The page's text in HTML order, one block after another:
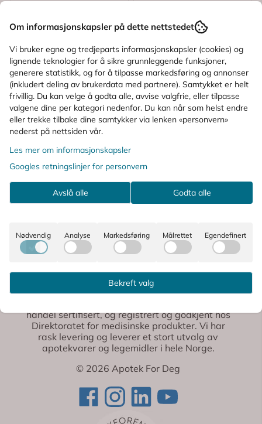
Hongray
Hongray Nitril
Hansker L
Økonomipakke - 5 x
189,-
Kjøp
Hongray
Klinikkpakke - 10 x
379,-
Kjøp
Apotek For Deg
handel sertifisert, og registrert og godkjent hos
Direktoratet for medisinske produkter. Vi har
rask levering og leverer et stort utvalg av
apotekvarer og legemidler i hele Norge.
© 2026 Apotek For Deg
Om informasjonskapsler på dette nettstedet
Vi bruker egne og tredjeparts informasjonskapsler (cookies) og
lignende teknologier for å sikre grunnleggende funksjoner,
generere statistikk, og for å tilpasse markedsføring og annonser
(inkludert deling av brukerdata med partnere). Samtykket er helt
frivillig. Du kan velge å godta alle, avvise valgfrie, eller tilpasse
valgene dine per kategori nedenfor. Du kan når som helst endre
eller trekke tilbake dine samtykker via lenken «personvern»
nederst på nettsiden vår.
Les mer om informasjonskapsler
Googles retningslinjer for personvern
Avslå alle Godta alle
Nødvendig Analyse Markedsføring Målrettet Egendefinert
Bekreft valg